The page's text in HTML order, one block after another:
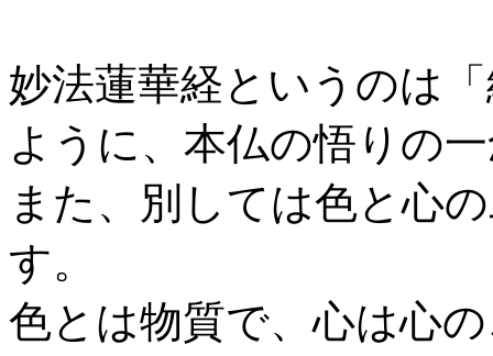
妙法蓮華経というのは
ように、本仏の悟りの
また、別しては色と心
す。
色とは物質で、心は心